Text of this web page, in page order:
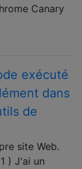
Canary
exécuté
dans
de
site Web.
) J'ai un